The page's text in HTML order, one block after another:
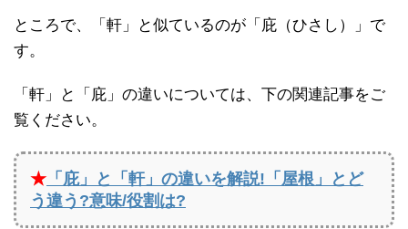
ところで、「軒」と似ているのが「庇（ひさし）」で
す。
「軒」と「庇」の違いについては、下の関連記事をご
覧ください。
★ 「庇」と「軒」の違いを解説!「屋根」とど
う違う?意味/役割は?